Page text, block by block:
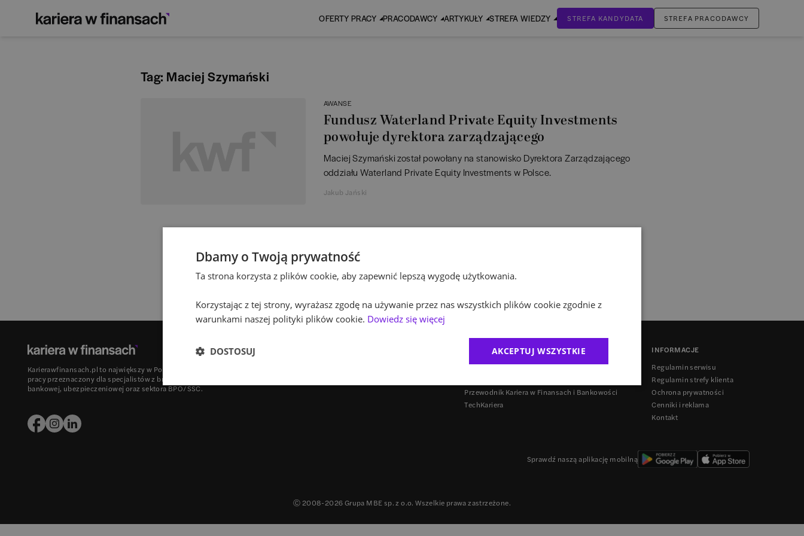
OFERTY PRACY PRACODAWCY ARTYKUŁY STREFA WIEDZY STREFA KANDYDATA STREFA PRACODAWCY
Tag: Maciej Szymański
AWANSE
Fundusz Waterland Private Equity Investments
powołuje dyrektora zarządzającego
Maciej Szymański został powołany na stanowisko Dyrektora Zarządzającego
oddziału Waterland Private Equity Investments w Polsce.
Jakub Jański
Karierawfinansach.pl to największy w Polsce portal z ofertami
pracy przeznaczony dla specjalistów z branży finansowej,
bankowej, ubezpieczeniowej oraz sektora BPO/SSC.
INNE PROJEKTY
Agencja employer branding
Przewodnik Kariera w Finansach i Bankowości
TechKariera
INFORMACJE
Regulamin serwisu
Regulamin strefy klienta
Ochrona prywatności
Cenniki i reklama
Kontakt
Sprawdź naszą aplikację mobilną
Ⓒ 2008-2026Grupa MBE sp. z o.o. Wszelkie prawa zastrzeżone.
Dbamy o Twoją prywatność
Ta strona korzysta z plików cookie, aby zapewnić lepszą wygodę użytkowania.
Korzystając z tej strony, wyrażasz zgodę na używanie przez nas wszystkich plików cookie zgodnie z
warunkami naszej polityki plików cookie. Dowiedz się więcej
AKCEPTUJ WSZYSTKIE
DOSTOSUJ